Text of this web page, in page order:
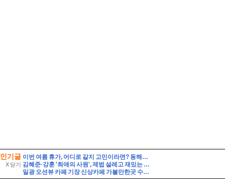
인기글
X 닫기
이번 여름 휴가, 어디로 갈지 고민이라면? 동해안 해수욕장 개폐장 일정 지금 바로 확인해 보세요!
김혜준·강훈 '최애의 사원', 제법 설레고 재밌는 덕질 로맨스
일광 오션뷰 카페 기장 신상카페 가볼만한곳 수목당 베이커리